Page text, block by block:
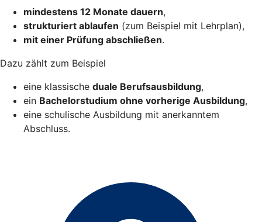
mindestens 12 Monate dauern,
strukturiert ablaufen (zum Beispiel mit Lehrplan),
mit einer Prüfung abschließen.
Dazu zählt zum Beispiel
eine klassische duale Berufsausbildung,
ein Bachelorstudium ohne vorherige Ausbildung,
eine schulische Ausbildung mit anerkanntem
Abschluss.